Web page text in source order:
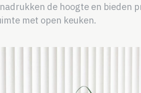
de hoogte en bieden
met open keuken.